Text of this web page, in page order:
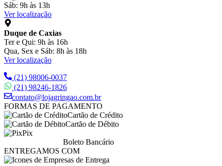
Sáb: 9h às 13h
Ver localização
Duque de Caxias
Ter e Qui: 9h às 16h
Qua, Sex e Sáb: 8h às 18h
Ver localização
(21) 98006-0037
(21) 98246-1826
contato@lojagringao.com.br
FORMAS DE PAGAMENTO
Cartão de Crédito
Cartão de Débito
Pix
Boleto Bancário
ENTREGAMOS COM